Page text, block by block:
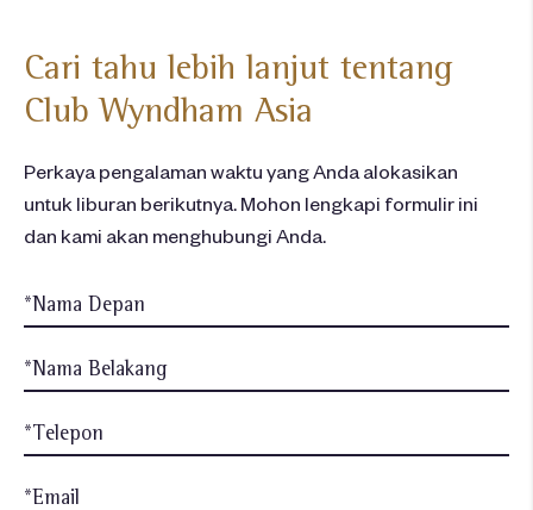
Cari tahu lebih lanjut tentang
Club Wyndham Asia
Perkaya pengalaman waktu yang Anda alokasikan
untuk liburan berikutnya. Mohon lengkapi formulir ini
dan kami akan menghubungi Anda.